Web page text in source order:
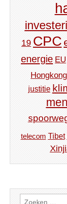
19 CPC
energie EU
Hongkong
justitie
telecom Tibet
Zoeken